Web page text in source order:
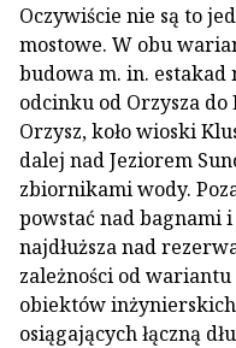
Oczywiście nie są to
mostowe. W obu
budowa m. in. estakad
odcinku od Orzysza do
Orzysz, koło wioski
dalej nad Jeziorem
zbiornikami wody.
powstać nad bagnami
najdłuższa nad
zależności od
obiektów inżynierskich
osiągających łączną